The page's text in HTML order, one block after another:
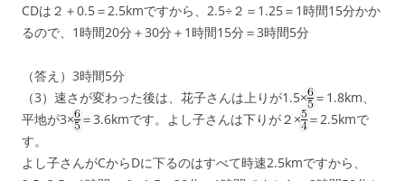
CDは２＋0.5＝2.5kmですから、2.5÷２＝1.25＝1時間15分かか
るので、1時間20分＋30分＋1時間15分＝3時間5分
（答え）3時間5分
（3）速さが変わった後は、花子さんは上りが1.5× ＝1.8km、
平地が3× ＝3.6kmです。よし子さんは下りが２× ＝2.5kmで
す。
よし子さんがCからDに下るのはすべて時速2.5kmですから、